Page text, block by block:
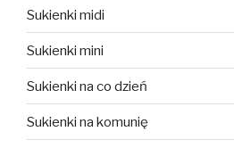
Sukienki midi
Sukienki mini
Sukienki na co dzień
Sukienki na komunię